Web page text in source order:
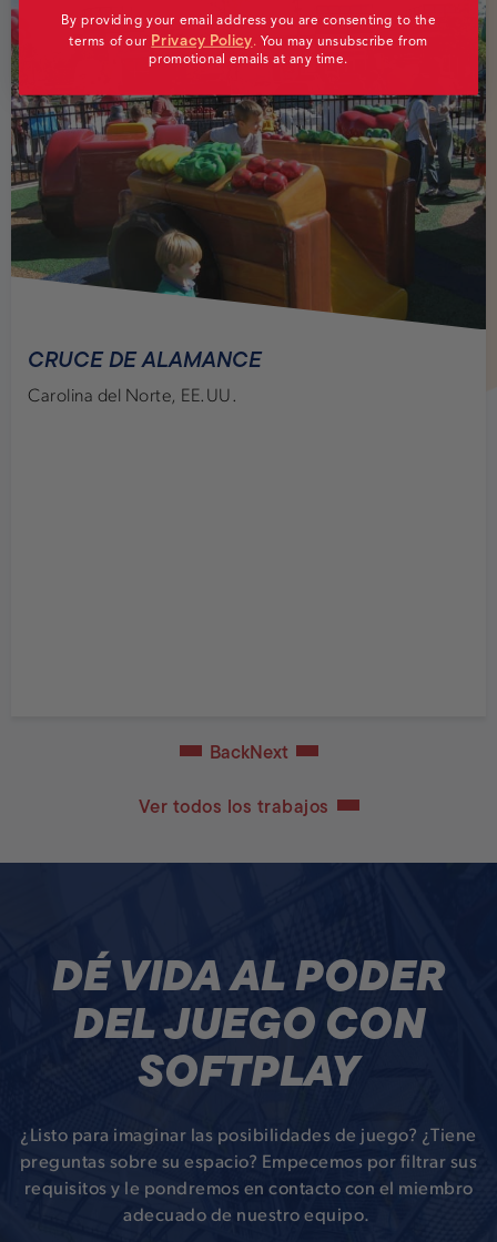
CRUCE DE ALAMANCE
Carolina del Norte, EE.UU.
BackNext
Ver todos los trabajos
DÉ VIDA AL PODER
DEL JUEGO CON
SOFTPLAY
¿Listo para imaginar las posibilidades de juego? ¿Tiene
preguntas sobre su espacio? Empecemos por filtrar sus
requisitos y le pondremos en contacto con el miembro
adecuado de nuestro equipo.
By providing your email address you are consenting to the
terms of our Privacy Policy.You may unsubscribe from
promotional emails at any time.